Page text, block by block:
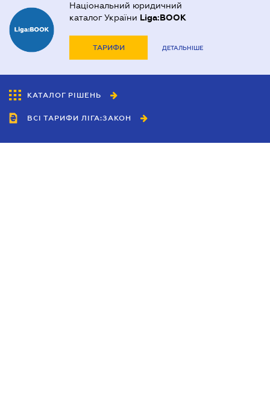
Національний юридичний
каталог України Liga:BOOK
ТАРИФИ ДЕТАЛЬНІШЕ
КАТАЛОГ РІШЕНЬ
ВСІ ТАРИФИ ЛІГА:ЗАКОН